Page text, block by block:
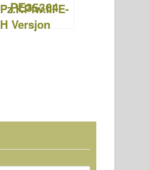
Pz.KPfw.III E-
H Versjon